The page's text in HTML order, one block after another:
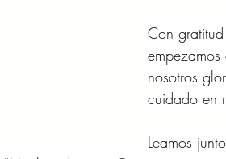
Con
nosotros
cuidado en
Leamos